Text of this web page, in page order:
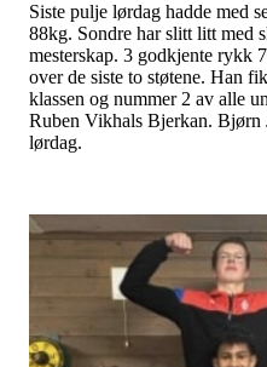
Siste pulje lørdag hadde med
88kg. Sondre har slitt litt med
mesterskap. 3 godkjente rykk
over de siste to støtene. Han
klassen og nummer 2 av alle
Ruben Vikhals Bjerkan. Bjørn
lørdag.